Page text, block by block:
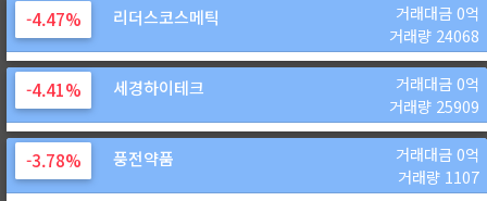
-4.47% 리더스코스메틱
거래대금 0억
거래량 24068
-4.41% 세경하이테크
거래대금 0억
거래량 25909
-3.78% 풍전약품
거래대금 0억
거래량 1107